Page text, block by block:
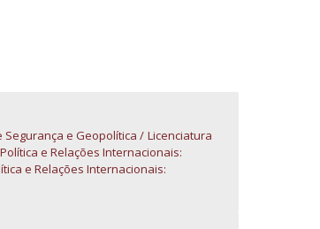
Segurança e Geopolítica
Licenciatura
e Relações Internacionais:
e Relações Internacionais: